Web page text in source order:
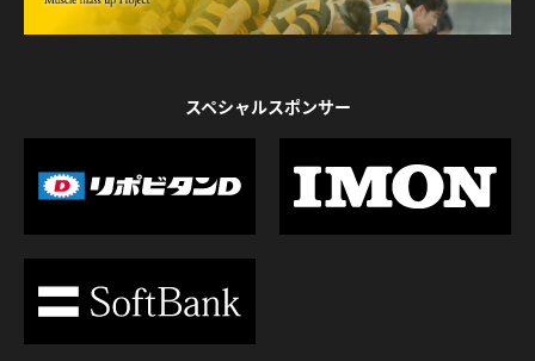
スペシャルスポンサー